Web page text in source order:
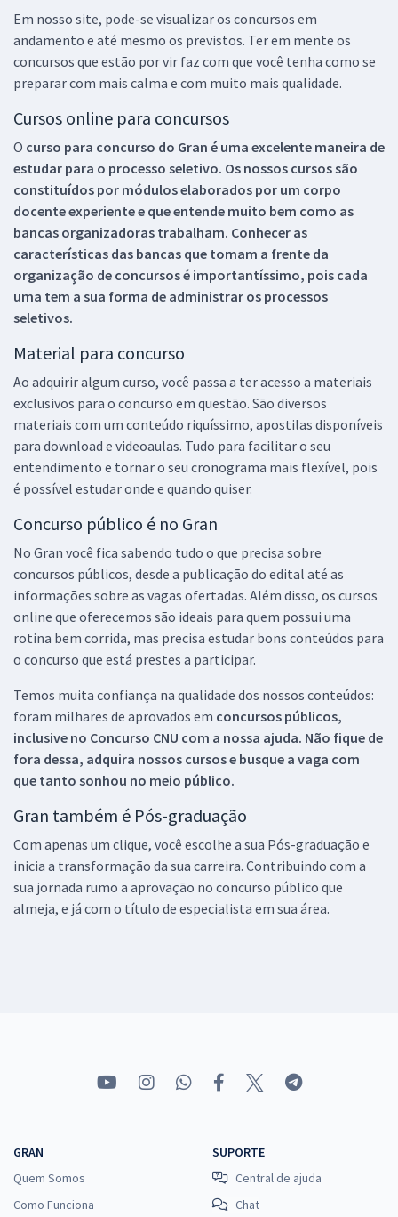
Em nosso site, pode-se visualizar os concursos em
andamento e até mesmo os previstos. Ter em mente os
concursos que estão por vir faz com que você tenha como se
preparar com mais calma e com muito mais qualidade.
Cursos online para concursos
O curso para concurso do Gran é uma excelente maneira de
estudar para o processo seletivo. Os nossos cursos são
constituídos por módulos elaborados por um corpo
docente experiente e que entende muito bem como as
bancas organizadoras trabalham. Conhecer as
características das bancas que tomam a frente da
organização de concursos é importantíssimo, pois cada
uma tem a sua forma de administrar os processos
seletivos.
Material para concurso
Ao adquirir algum curso, você passa a ter acesso a materiais
exclusivos para o concurso em questão. São diversos
materiais com um conteúdo riquíssimo, apostilas disponíveis
para download e videoaulas. Tudo para facilitar o seu
entendimento e tornar o seu cronograma mais flexível, pois
é possível estudar onde e quando quiser.
Concurso público é no Gran
No Gran você fica sabendo tudo o que precisa sobre
concursos públicos, desde a publicação do edital até as
informações sobre as vagas ofertadas. Além disso, os cursos
online que oferecemos são ideais para quem possui uma
rotina bem corrida, mas precisa estudar bons conteúdos para
o concurso que está prestes a participar.
Temos muita confiança na qualidade dos nossos conteúdos:
foram milhares de aprovados em concursos públicos,
inclusive no Concurso CNU com a nossa ajuda. Não fique de
fora dessa, adquira nossos cursos e busque a vaga com
que tanto sonhou no meio público.
Gran também é Pós-graduação
Com apenas um clique, você escolhe a sua Pós-graduação e
inicia a transformação da sua carreira. Contribuindo com a
sua jornada rumo a aprovação no concurso público que
almeja, e já com o título de especialista em sua área.
GRAN
Quem Somos
Como Funciona
SUPORTE
Central de ajuda
Chat